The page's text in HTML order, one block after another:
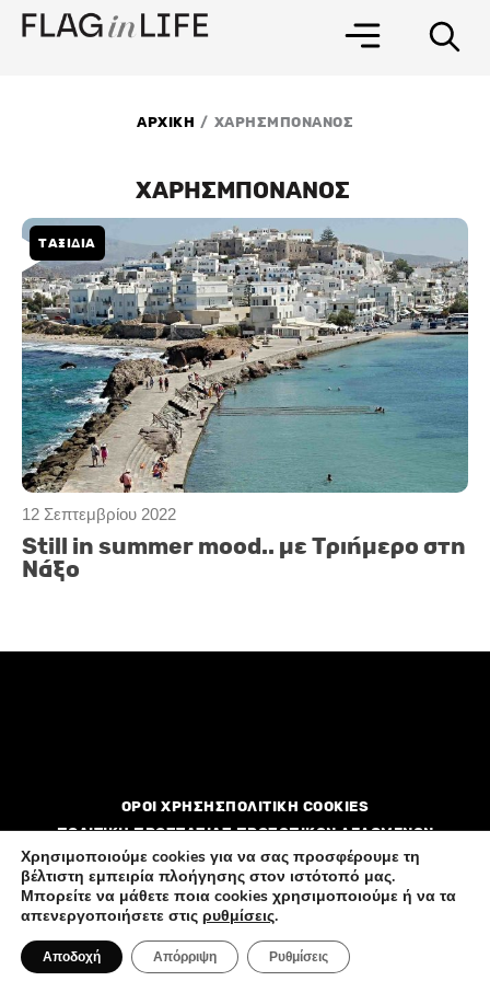
Μετάβαση
στο
ΑΡΧΙΚΗ / ΧΑΡΗΣΜΠΟΝΑΝΟΣ
ΧΑΡΗΣΜΠΟΝΑΝΟΣ
12 Σεπτεμβρίου 2022
ΤΑΞΙΔΙΑ
Still in summer mood.. με Τριήμερο στη
Νάξο
ΟΡΟΙ ΧΡΗΣΗΣΠΟΛΙΤΙΚΗ COOKIES
ΠΟΛΙΤΙΚΗ ΠΡΟΣΤΑΣΙΑΣ ΠΡΟΣΩΠΙΚΩΝ ΔΕΔΟΜΕΝΩΝ
ΔιαφημιστείτεΕπικοινωνίαΠοιοί είμαστε
Χρησιμοποιούμε cookies για να σας προσφέρουμε τη
βέλτιστη εμπειρία πλοήγησης στον ιστότοπό μας.
Μπορείτε να μάθετε ποια cookies χρησιμοποιούμε ή να τα
απενεργοποιήσετε στις ρυθμίσεις.
Αποδοχή Απόρριψη Ρυθμίσεις